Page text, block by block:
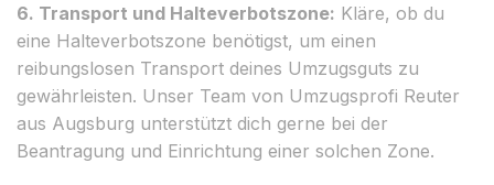
6. Transport und Halteverbotszone: Kläre, ob du
eine Halteverbotszone benötigst, um einen
reibungslosen Transport deines Umzugsguts zu
gewährleisten. Unser Team von Umzugsprofi Reuter
aus Augsburg unterstützt dich gerne bei der
Beantragung und Einrichtung einer solchen Zone.